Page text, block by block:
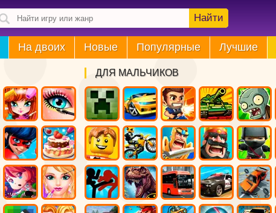
Найти
На двоих Новые Популярные Лучшие
ДЛЯ МАЛЬЧИКОВ